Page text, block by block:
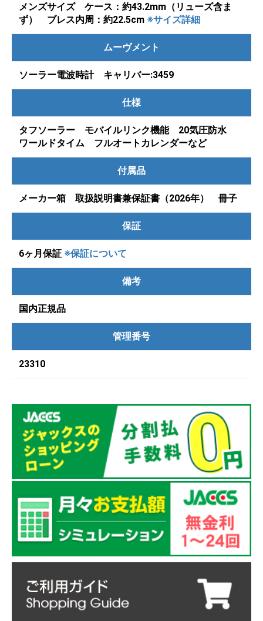
メンズサイズ ケース：約43.2mm（リューズ含ま
ず） ブレス内周：約22.5cm ※サイズ詳細
ムーヴメント
ソーラー電波時計 キャリバー:3459
仕様
タフソーラー モバイルリンク機能 20気圧防水
ワールドタイム フルオートカレンダーなど
付属品
メーカー箱 取扱説明書兼保証書（2026年） 冊子
保証
6ヶ月保証 ※保証について
備考
国内正規品
管理番号
23310